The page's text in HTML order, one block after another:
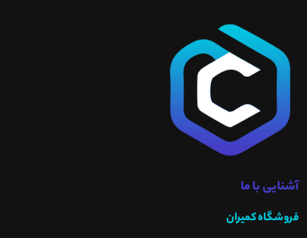
آشنایی با ما
فروشگاه کمیران